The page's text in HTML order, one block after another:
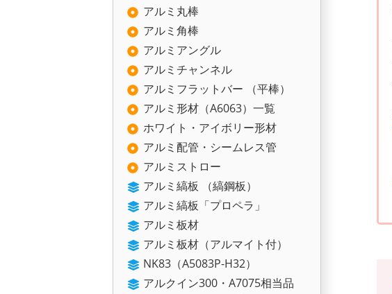
アルミ丸棒
アルミ角棒
アルミアングル
アルミチャンネル
アルミフラットバー （平棒）
アルミ形材（A6063）一覧
ホワイト・アイボリー形材
アルミ配管・シームレス管
アルミストロー
アルミ縞板 （縞鋼板）
アルミ縞板「プロペラ」
アルミ板材
アルミ板材（アルマイト付）
NK83（A5083P-H32）
アルクイン300・A7075相当品